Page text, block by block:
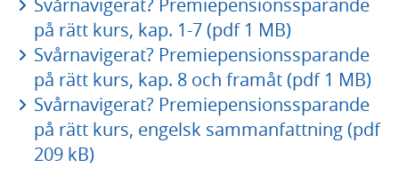
på rätt kurs, kap. 1-7 (pdf 1 MB)
Svårnavigerat? Premiepensionssparande
på rätt kurs, kap. 8 och framåt (pdf 1 MB)
Svårnavigerat? Premiepensionssparande
på rätt kurs, engelsk sammanfattning (pdf
209 kB)